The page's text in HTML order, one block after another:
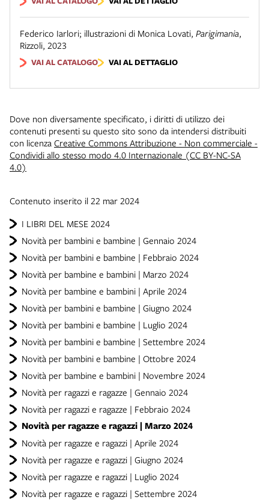
I LIBRI DEL MESE 2024
Novità per bambini e bambine | Gennaio 2024
Novità per bambini e bambine | Febbraio 2024
Novità per bambine e bambini | Marzo 2024
Novità per bambine e bambini | Aprile 2024
Novità per bambini e bambine | Giugno 2024
Novità per bambini e bambine | Luglio 2024
Novità per bambini e bambine | Settembre 2024
Novità per bambini e bambine | Ottobre 2024
Novità per bambine e bambini | Novembre 2024
Novità per ragazzi e ragazze | Gennaio 2024
Novità per ragazzi e ragazze | Febbraio 2024
Novità per ragazze e ragazzi | Marzo 2024
Novità per ragazze e ragazzi | Aprile 2024
Novità per ragazze e ragazzi | Giugno 2024
Novità per ragazze e ragazzi | Luglio 2024
Novità per ragazze e ragazzi | Settembre 2024
Federico Iarlori; illustrazioni di Monica Lovati, Parigimania,
Rizzoli, 2023
VAI AL CATALOGO VAI AL DETTAGLIO
Dove non diversamente specificato, i diritti di utilizzo dei
contenuti presenti su questo sito sono da intendersi distribuiti
con licenza Creative Commons Attribuzione - Non commerciale -
Condividi allo stesso modo 4.0 Internazionale (CC BY-NC-SA
4.0)
Contenuto inserito il 22 mar 2024